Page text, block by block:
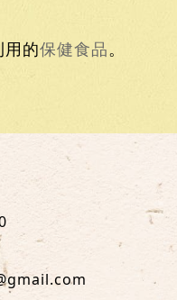
的保健食品。